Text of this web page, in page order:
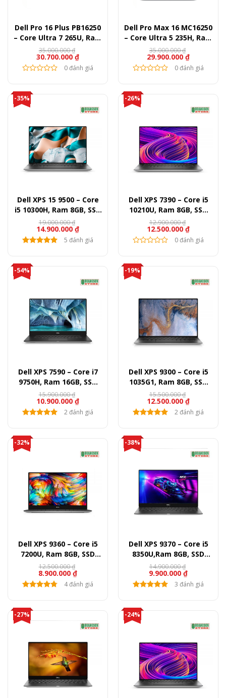
Dell Pro 16 Plus PB16250
– Core Ultra 7 265U, Ram
16GB, SSD 512GB, 16″
FullHD+
30.700.000₫
35.000.000₫
0 đánh giá
Dell Pro Max 16 MC16250
– Core Ultra 5 235H, Ram
16GB, SSD 256GB, ARC
140T, 16″ FullHD+
29.900.000₫
35.000.000₫
0 đánh giá
-35%
Dell XPS 15 9500 – Core
i5 10300H, Ram 8GB, SSD
256GB, 15.6″ FullHD+
14.900.000₫
19.000.000₫
5 đánh giá
-26%
Dell XPS 7390 – Core i5
10210U, Ram 8GB, SSD
256GB, 13″ FullHD
12.500.000₫
12.900.000₫
0 đánh giá
-54%
Dell XPS 7590 – Core i7
9750H, Ram 16GB, SSD
512GB, Quadro GTX 1650,
15.6″ FullHD
10.900.000₫
15.900.000₫
2 đánh giá
-19%
Dell XPS 9300 – Core i5
1035G1, Ram 8GB, SSD
256GB, 13.4″ FullHD
12.500.000₫
15.500.000₫
2 đánh giá
-32%
Dell XPS 9360 – Core i5
7200U, Ram 8GB, SSD
256GB, 13.3″ FullHD
8.900.000₫
12.500.000₫
4 đánh giá
-38%
Dell XPS 9370 – Core i5
8350U,Ram 8GB, SSD
256GB, 13.3″ FullHD
9.900.000₫
14.900.000₫
3 đánh giá
-27% -24%